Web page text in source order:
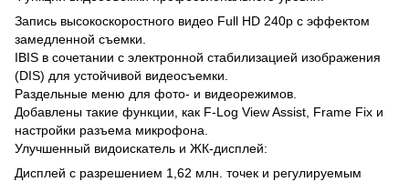
Запись высокоскоростного видео Full HD 240p с эффектом
замедленной съемки.
IBIS в сочетании с электронной стабилизацией изображения
(DIS) для устойчивой видеосъемки.
Раздельные меню для фото- и видеорежимов.
Добавлены такие функции, как F-Log View Assist, Frame Fix и
настройки разъема микрофона.
Улучшенный видоискатель и ЖК-дисплей:
Дисплей с разрешением 1,62 млн. точек и регулируемым